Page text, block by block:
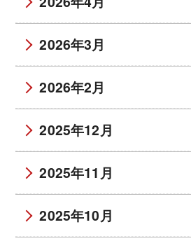
2026年3月
2026年2月
2025年12月
2025年11月
2025年10月